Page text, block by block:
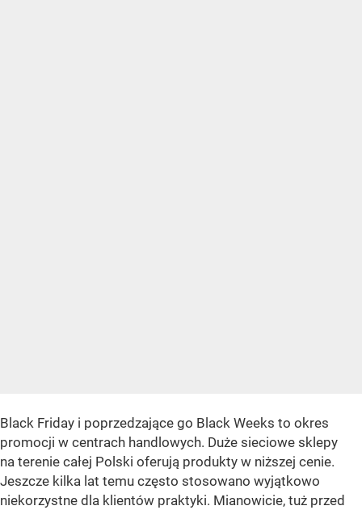
Black Friday i poprzedzające go Black Weeks to okres
promocji w centrach handlowych. Duże sieciowe sklepy
na terenie całej Polski oferują produkty w niższej cenie.
Jeszcze kilka lat temu często stosowano wyjątkowo
niekorzystne dla klientów praktyki. Mianowicie, tuż przed